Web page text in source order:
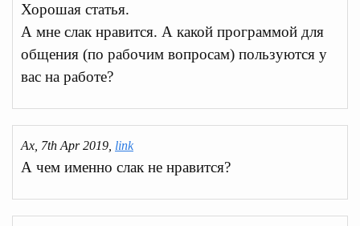
Хорошая статья.
А мне слак нравится. А какой программой для
общения (по рабочим вопросам) пользуются у
вас на работе?
Ах, 7th Apr 2019, link
А чем именно слак не нравится?